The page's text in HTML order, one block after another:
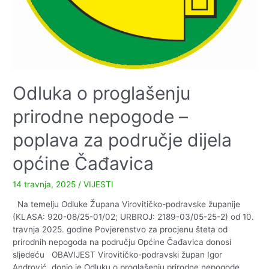
Odluka o proglašenju
prirodne nepogode –
poplava za područje dijela
općine Čađavica
14 travnja, 2025 /VIJESTI
Na temelju Odluke Župana Virovitičko-podravske županije
(KLASA: 920-08/25-01/02; URBROJ: 2189-03/05-25-2) od 10.
travnja 2025. godine Povjerenstvo za procjenu šteta od
prirodnih nepogoda na području Općine Čađavica donosi
sljedeću OBAVIJEST Virovitičko-podravski župan Igor